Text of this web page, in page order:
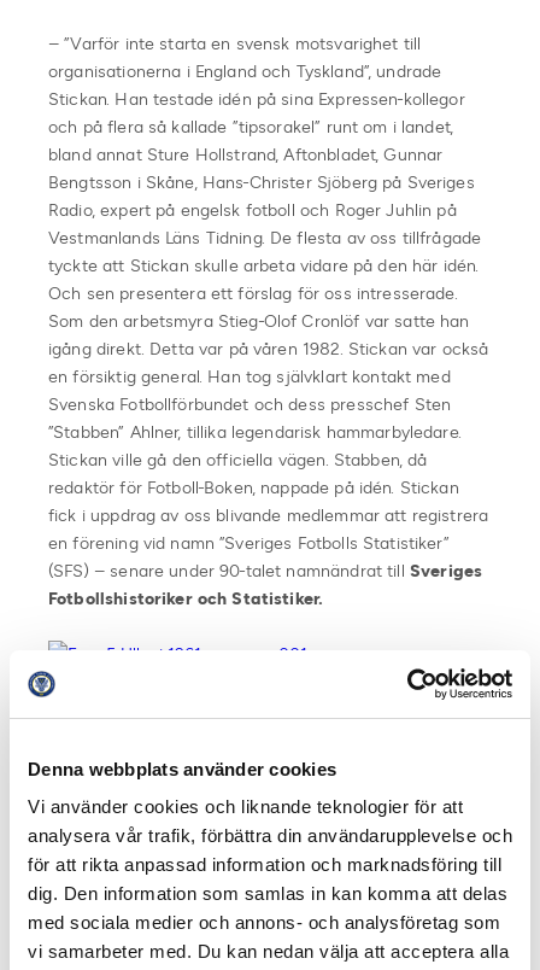
Denna webbplats använder cookies
Vi använder cookies och liknande teknologier för att
analysera vår trafik, förbättra din användarupplevelse och
för att rikta anpassad information och marknadsföring till
dig. Den information som samlas in kan komma att delas
med sociala medier och annons- och analysföretag som
vi samarbeter med. Du kan nedan välja att acceptera alla
– ”Varför inte starta en svensk motsvarighet till
organisationerna i England och Tyskland”, undrade
Stickan. Han testade idén på sina Expressen-kollegor
och på flera så kallade ”tipsorakel” runt om i landet,
bland annat Sture Hollstrand, Aftonbladet, Gunnar
Bengtsson i Skåne, Hans-Christer Sjöberg på Sveriges
Radio, expert på engelsk fotboll och Roger Juhlin på
Vestmanlands Läns Tidning. De flesta av oss tillfrågade
tyckte att Stickan skulle arbeta vidare på den här idén.
Och sen presentera ett förslag för oss intresserade.
Som den arbetsmyra Stieg-Olof Cronlöf var satte han
igång direkt. Detta var på våren 1982. Stickan var också
en försiktig general. Han tog självklart kontakt med
Svenska Fotbollförbundet och dess presschef Sten
”Stabben” Ahlner, tillika legendarisk hammarbyledare.
Stickan ville gå den officiella vägen. Stabben, då
redaktör för Fotboll-Boken, nappade på idén. Stickan
fick i uppdrag av oss blivande medlemmar att registrera
en förening vid namn ”Sveriges Fotbolls Statistiker”
(SFS) – senare under 90-talet namnändrat till Sveriges
Fotbollshistoriker och Statistiker.
– Fotbollen i Sverige har funnits – under någorlunda
1904 (SvFF:s tillkomst), 1908 (första landskampen), 1924
(Allsvenskan startar), 1973 (första landskampen damer
och första SM för damer) och 1988 (Damallsvenskan
startar) och eftersom landskamper, Allsvenskan och
Damallsvenskan är företeelser som i högsta grad
fortfarande lever som tävlingsformer där antal mål,